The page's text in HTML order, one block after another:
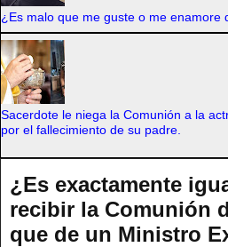
¿Es malo que me guste o me enamore
Sacerdote le niega la Comunión a la
por el fallecimiento de su padre.
¿Es exactamente
recibir la Comunión
que de un Ministro